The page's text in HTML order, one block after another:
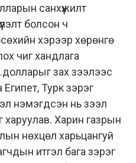
санхүүжилт
болсон ч
хэрээр хөрөнгө
чиг хандлага
зах зээлээс
Египет, Турк зэрэг
нэмэгдсэн нь зээл
харуулав. Харин газрын
нөхцөл харьцангуй
итгэл бага зэрэг